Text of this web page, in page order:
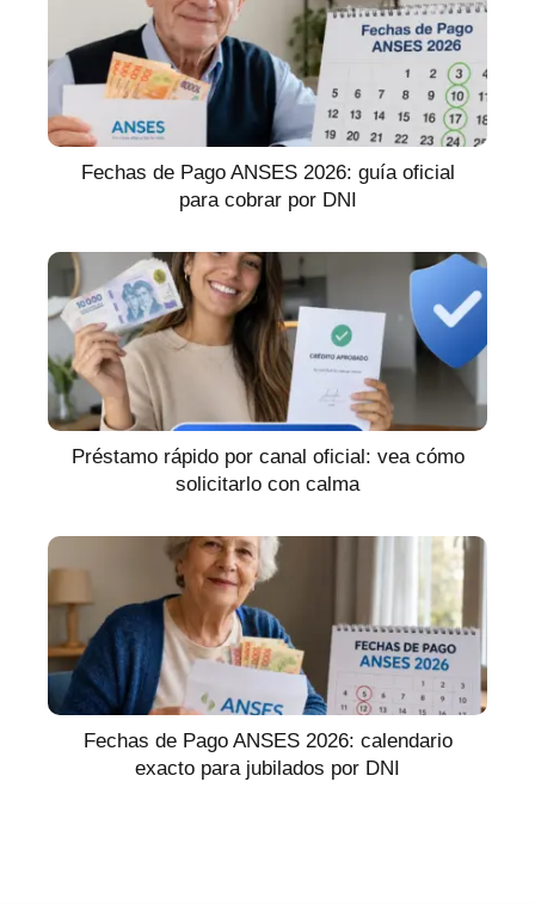
Fechas de Pago ANSES 2026: guía oficial
para cobrar por DNI
Préstamo rápido por canal oficial: vea cómo
solicitarlo con calma
Fechas de Pago ANSES 2026: calendario
exacto para jubilados por DNI